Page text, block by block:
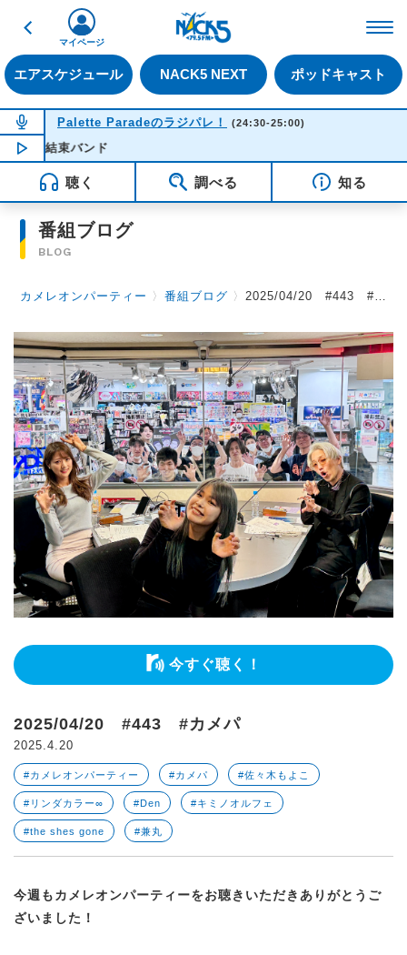
戻る
エアスケジュール NACK5 NEXT ポッドキャスト
マイページ
NOW ON AIR
Palette Paradeのラジパレ！ (24:30-25:00)
NOW PLAYING
- 結束バンド
聴く 調べる 知る
番組ブログ
BLOG
カメレオンパーティー 〉番組ブログ 〉2025/04/20 #443 #カメパ
今すぐ聴く！
2025/04/20 #443 #カメパ
2025.4.20
#カメレオンパーティー #カメパ #佐々木もよこ
#リンダカラー∞ #Den #キミノオルフェ
#the shes gone #兼丸
今週もカメレオンパーティーをお聴きいただきありがとうご
ざいました！